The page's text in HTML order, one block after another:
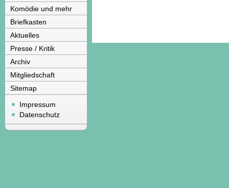
Komödie und mehr
Briefkasten
Aktuelles
Presse / Kritik
Archiv
Mitgliedschaft
Sitemap
Impressum
Datenschutz